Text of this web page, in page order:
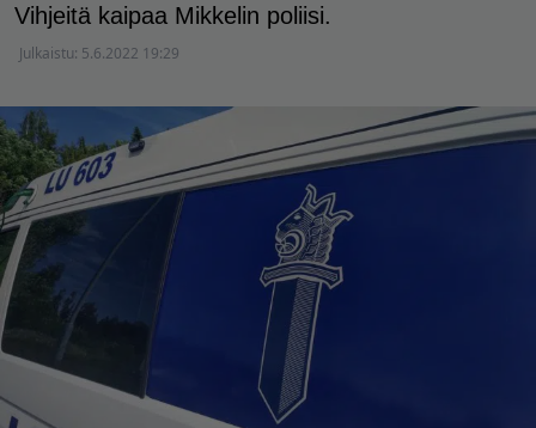
Vihjeitä kaipaa Mikkelin poliisi.
Julkaistu: 5.6.2022 19:29